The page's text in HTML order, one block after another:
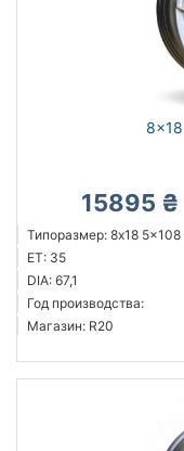
15895 ₴
Типоразмер: 8x18 5x108
ET: 35
DIA: 67,1
Год производства:
Магазин: R20